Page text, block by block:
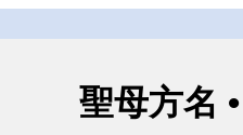
聖母方名